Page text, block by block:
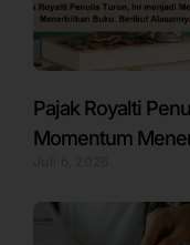
Pajak Royalti
Momentum